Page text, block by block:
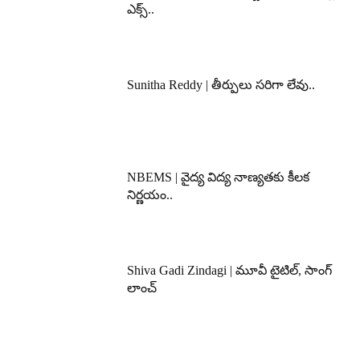
ఎక్స్..
Sunitha Reddy | తీర్పులు సరిగా లేవు..
NBEMS | వైద్య విద్య నాణ్యతకు కీలక
నిర్ణయం..
Shiva Gadi Zindagi | మూవీ టైటిల్, సాంగ్
లాంచ్